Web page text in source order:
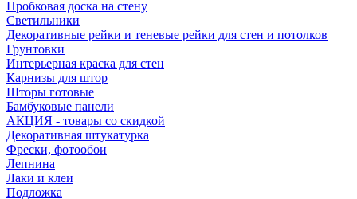
Пробковая доска на стену
Светильники
Декоративные рейки и теневые рейки для стен и потолков
Грунтовки
Интерьерная краска для стен
Карнизы для штор
Шторы готовые
Бамбуковые панели
АКЦИЯ - товары со скидкой
Декоративная штукатурка
Фрески, фотообои
Лепнина
Лаки и клеи
Подложка